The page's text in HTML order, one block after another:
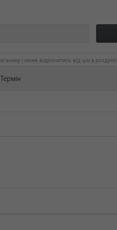
і може відрізнятись від цін в
Термін